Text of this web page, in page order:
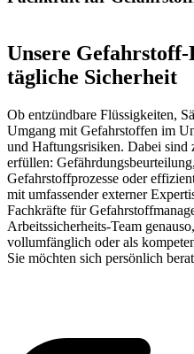
Unsere
tägliche Sicherheit
Ob entzündbare Flüssigkeiten,
Umgang mit Gefahrstoffen im
und Haftungsrisiken. Dabei sind
erfüllen:
Gefahrstoffprozesse oder
mit umfassender externer
Fachkräfte für
Arbeitssicherheits-Team
vollumfänglich oder als
Sie möchten sich persönlich